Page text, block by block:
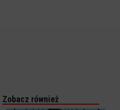
Zobacz również